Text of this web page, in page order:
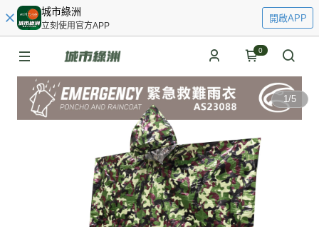
城市綠洲
立刻使用官方APP
開啟APP
0
1/5